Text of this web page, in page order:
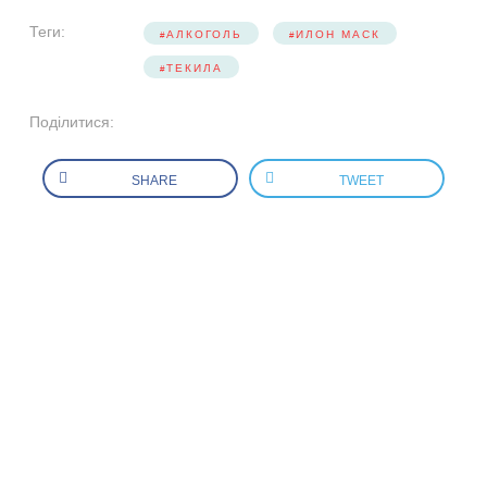
Теги: АЛКОГОЛЬ ИЛОН МАСК
ТЕКИЛА
Поділитися:
SHARE TWEET